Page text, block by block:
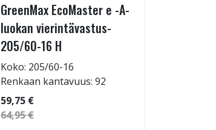
GreenMax EcoMaster e -A-
luokan vierintävastus-
205/60-16 H
Koko: 205/60-16
Renkaan kantavuus: 92
59,75 €
64,95 €